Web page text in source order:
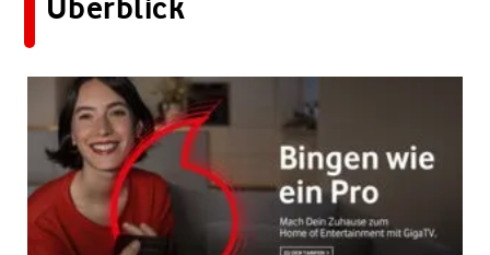
Überblick